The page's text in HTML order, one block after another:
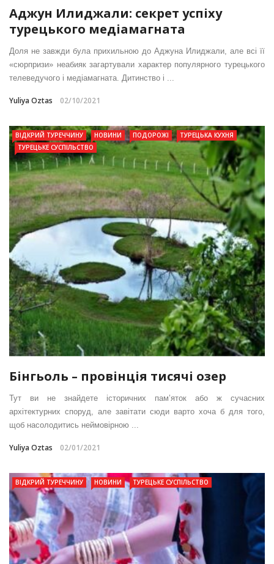
Аджун Илиджали: секрет успіху
турецького медіамагната
Доля не завжди була прихильною до Аджуна Илиджали, але всі її
«сюрпризи» неабияк загартували характер популярного турецького
телеведучого і медіамагната. Дитинство і ...
Yuliya Oztas 02/10/2021
ВІДКРИЙ ТУРЕЧЧИНУ НОВИНИ ПОДОРОЖІ
ТУРЕЦЬКА КУХНЯ
ТУРЕЦЬКЕ СУСПІЛЬСТВО
Бінгьоль – провінція тисячі озер
Тут ви не знайдете історичних пам’яток або ж сучасних
архітектурних споруд, але завітати сюди варто хоча б для того,
щоб насолодитись неймовірною ...
Yuliya Oztas 02/01/2021
ВІДКРИЙ ТУРЕЧЧИНУ НОВИНИ ТУРЕЦЬКЕ СУСПІЛЬСТВО